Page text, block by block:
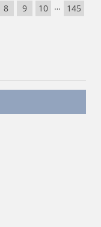
8 9 10 …
145